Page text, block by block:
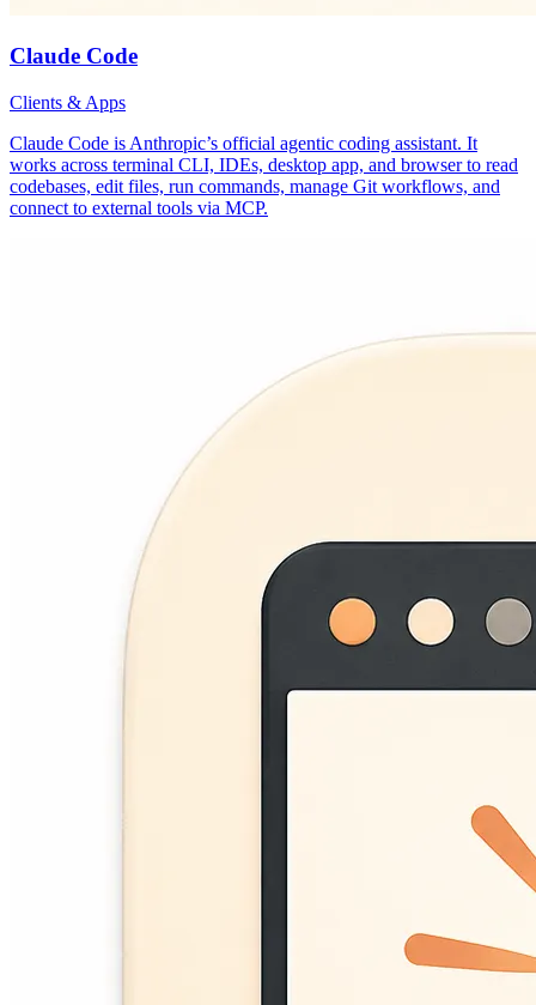
Claude Code
Clients & Apps
Claude Code is Anthropic’s official agentic coding assistant. It
works across terminal CLI, IDEs, desktop app, and browser to read
codebases, edit files, run commands, manage Git workflows, and
connect to external tools via MCP.